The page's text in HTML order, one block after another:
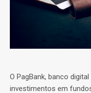
O PagBank, banco
investimentos em